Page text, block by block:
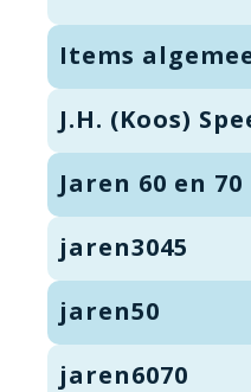
Items
J.H. (Koos)
Jaren 60 en 70
jaren3045
jaren50
jaren6070